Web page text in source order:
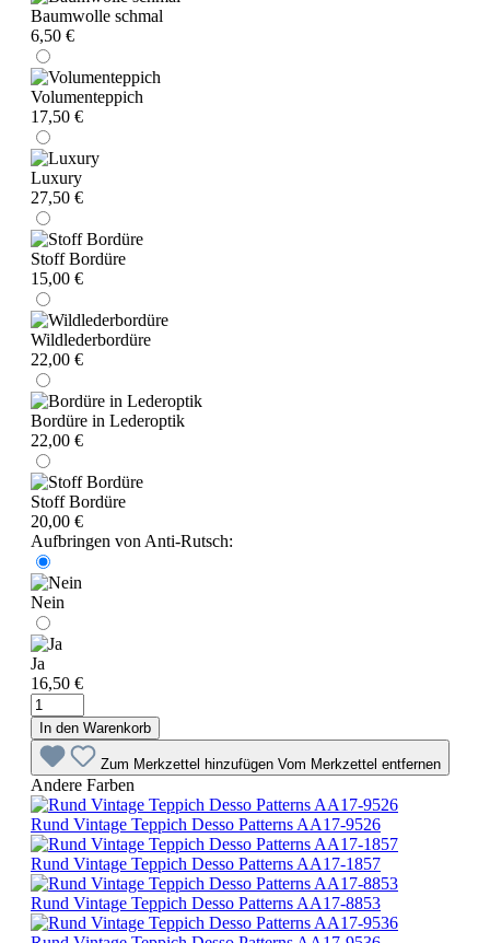
Baumwolle schmal
6,50 €
Volumenteppich
17,50 €
Luxury
27,50 €
Stoff Bordüre
15,00 €
Wildlederbordüre
22,00 €
Bordüre in Lederoptik
22,00 €
Stoff Bordüre
20,00 €
Aufbringen von Anti-Rutsch:
Nein
Ja
16,50 €
In den Warenkorb
Zum Merkzettel hinzufügen Vom Merkzettel entfernen
Andere Farben
Rund Vintage Teppich Desso Patterns AA17-9526
Rund Vintage Teppich Desso Patterns AA17-1857
Rund Vintage Teppich Desso Patterns AA17-8853